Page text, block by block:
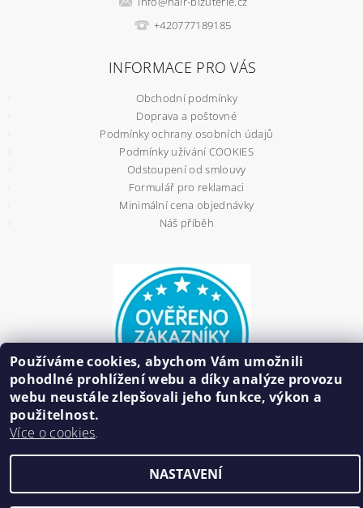
+420777189185
INFORMACE PRO VÁS
Obchodní podmínky
Doprava a poštovné
Podmínky ochrany osobních údajů
Podmínky užívání COOKIES
Odstoupení od smlouvy
Formulář pro reklamaci
Minimální cena objednávky
Náš příběh
2026 ©HAIR BIŽUTERIE, všechna práva vyhrazena
Vytvořil Shoptet
Používáme cookies, abychom Vám umožnili
pohodlné prohlížení webu a díky analýze provozu
webu neustále zlepšovali jeho funkce, výkon a
použitelnost.
Více o cookies.
NASTAVENÍ